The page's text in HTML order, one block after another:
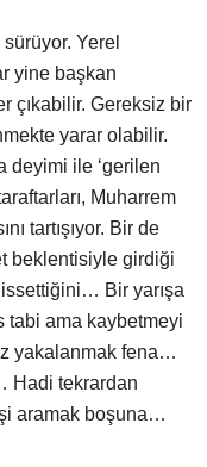
Yerel
yine başkan
çıkabilir. Gereksiz bir
yarar olabilir.
deyimi ile ‘gerilen
Muharrem
tartışıyor. Bir de
beklentisiyle girdiği
Bir yarışa
tabi ama kaybetmeyi
yakalanmak fena…
Hadi tekrardan
aramak boşuna…